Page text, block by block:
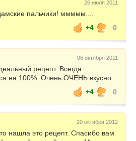
26 июля 2011
пальчики! ммммм....
+4
0
06 октября 2011
рецепт. Всегда
на 100%. Очень ОЧЕНЬ вкусно.
+4
0
20 октября 2012
нашла это рецепт. Спасибо вам